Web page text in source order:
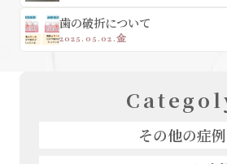
歯の破折について
2025.05.02.金
その他の症例